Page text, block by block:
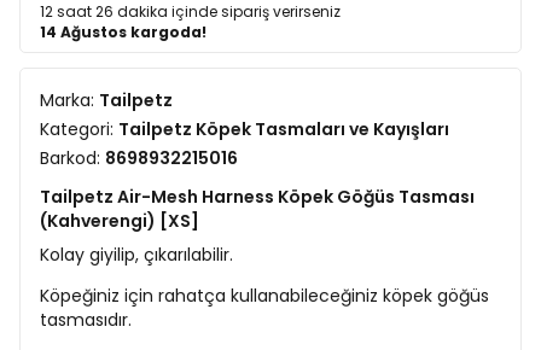
12 saat 26 dakika içinde sipariş verirseniz
14 Ağustos kargoda!
Marka: Tailpetz
Kategori: Tailpetz Köpek Tasmaları ve Kayışları
Barkod: 8698932215016
Tailpetz Air-Mesh Harness Köpek Göğüs Tasması
(Kahverengi) [XS]
Kolay giyilip, çıkarılabilir.
Köpeğiniz için rahatça kullanabileceğiniz köpek göğüs
tasmasıdır.